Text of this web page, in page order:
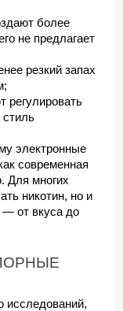
более
не предлагает
резкий запах
регулировать
стиль
электронные
современная
Для многих
никотин, но и
— от вкуса до
исследований,